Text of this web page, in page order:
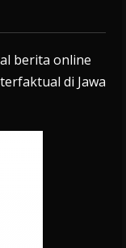
berita online
di Jawa